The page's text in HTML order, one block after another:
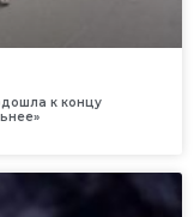
к концу